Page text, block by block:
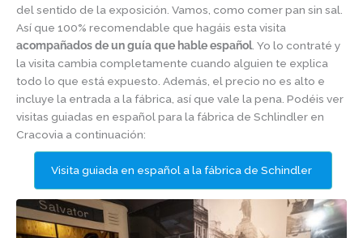
del sentido de la exposición. Vamos, como comer pan sin sal.
Así que 100% recomendable que hagáis esta visita
acompañados de un guía que hable español. Yo lo contraté y
la visita cambia completamente cuando alguien te explica
todo lo que está expuesto. Además, el precio no es alto e
incluye la entrada a la fábrica, así que vale la pena. Podéis ver
visitas guiadas en español para la fábrica de Schlindler en
Cracovia a continuación:
Visita guiada en español a la fábrica de Schindler